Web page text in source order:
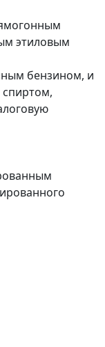
этиловым
бензином, и